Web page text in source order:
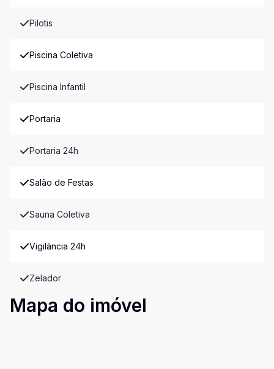
Pilotis
Piscina Coletiva
Piscina Infantil
Portaria
Portaria 24h
Salão de Festas
Sauna Coletiva
Vigilância 24h
Zelador
Mapa do imóvel